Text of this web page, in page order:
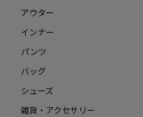
アウター
インナー
パンツ
バッグ
シューズ
雑貨・アクセサリー